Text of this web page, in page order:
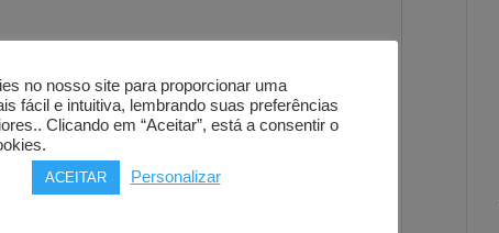
no nosso site para proporcionar uma
fácil e intuitiva, lembrando suas preferências
Clicando em “Aceitar”, está a consentir o
ACEITAR Personalizar